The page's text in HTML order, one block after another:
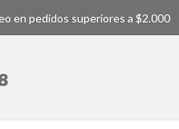
en pedidos superiores a $2.000